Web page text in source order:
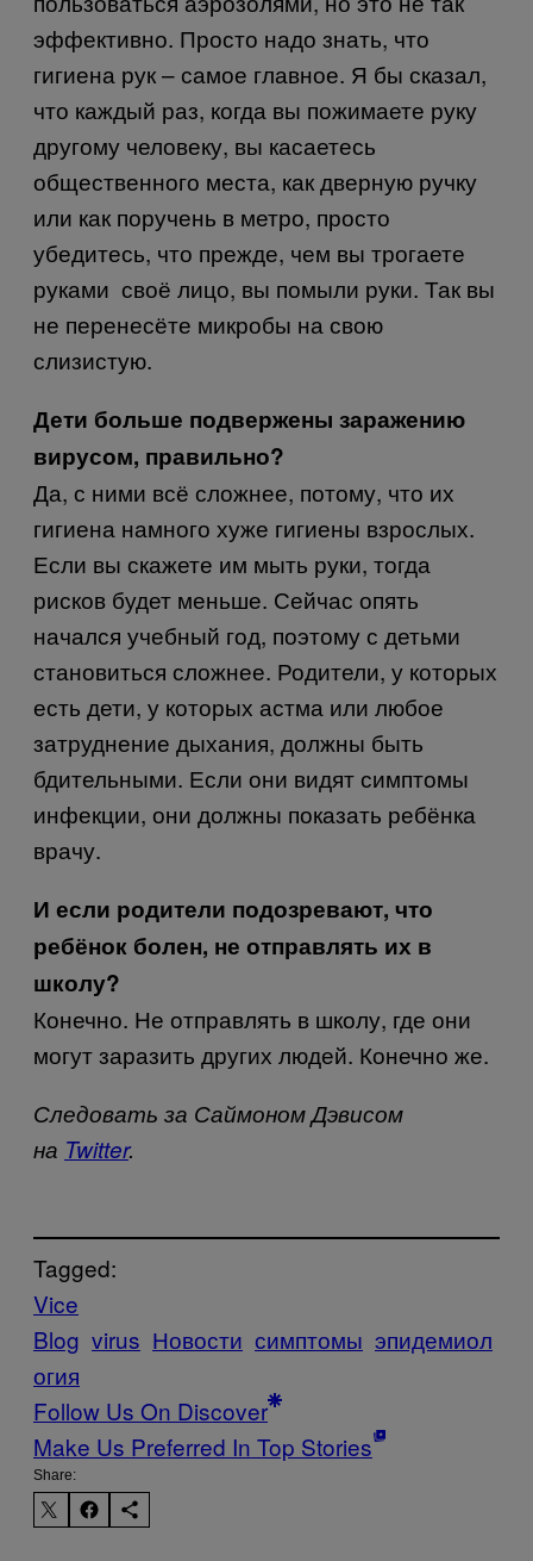
эффективно. Просто надо знать, что
гигиена рук – самое главное. Я бы сказал,
что каждый раз, когда вы пожимаете руку
другому человеку, вы касаетесь
общественного места, как дверную ручку
или как поручень в метро, просто
убедитесь, что прежде, чем вы трогаете
руками своё лицо, вы помыли руки. Так вы
не перенесёте микробы на свою
слизистую.
Дети больше подвержены заражению
вирусом, правильно?
Да, с ними всё сложнее, потому, что их
гигиена намного хуже гигиены взрослых.
Если вы скажете им мыть руки, тогда
рисков будет меньше. Сейчас опять
начался учебный год, поэтому с детьми
становиться сложнее. Родители, у которых
есть дети, у которых астма или любое
затруднение дыхания, должны быть
бдительными. Если они видят симптомы
инфекции, они должны показать ребёнка
врачу.
И если родители подозревают, что
ребёнок болен, не отправлять их в
школу?
Конечно. Не отправлять в школу, где они
могут заразить других людей. Конечно же.
Следовать за Саймоном Дэвисом
на Twitter.
Tagged:
Vice
Blog virus Новости симптомы эпидемиол
огия
Follow Us On Discover
Make Us Preferred In Top Stories
Share: